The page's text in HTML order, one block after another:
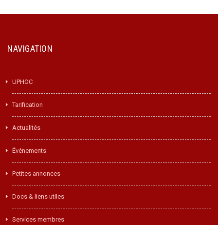
NAVIGATION
UPHOC
Tarification
Actualités
Événements
Petites annonces
Docs & liens utiles
Services membres